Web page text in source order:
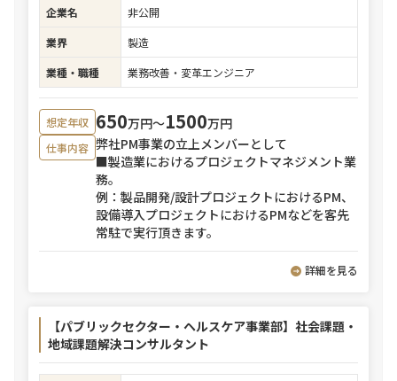
企業名
非公開
業界
製造
業種・職種
業務改善・変革エンジニア
想定年収 650万円〜1500万円
仕事内容 弊社PM事業の立上メンバーとして
■製造業におけるプロジェクトマネジメント業
務。
例：製品開発/設計プロジェクトにおけるPM、
設備導入プロジェクトにおけるPMなどを客先
常駐で実行頂きます。
詳細を見る
【パブリックセクター・ヘルスケア事業部】社会課題・
地域課題解決コンサルタント